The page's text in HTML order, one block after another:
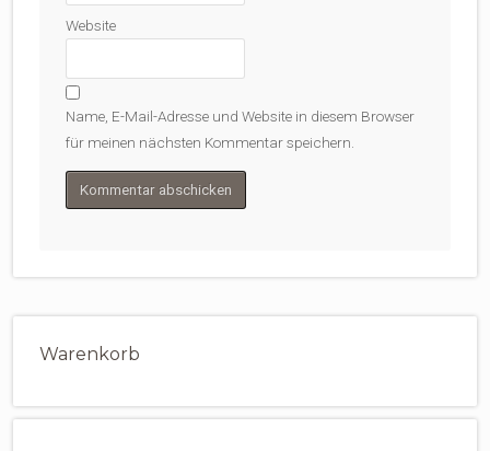
Website
Name, E-Mail-Adresse und Website in diesem Browser
für meinen nächsten Kommentar speichern.
Warenkorb